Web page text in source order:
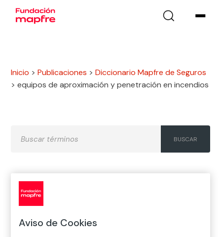
Inicio >Publicaciones >Diccionario Mapfre de Seguros
>equipos de aproximación y penetración en incendios
A
H
O
P Q R
Aviso de Cookies